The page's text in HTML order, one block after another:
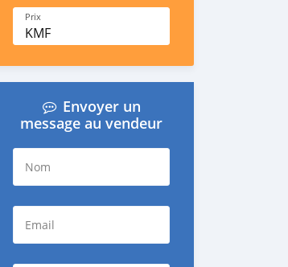
Prix
KMF
Envoyer un
message au vendeur
Nom
Email